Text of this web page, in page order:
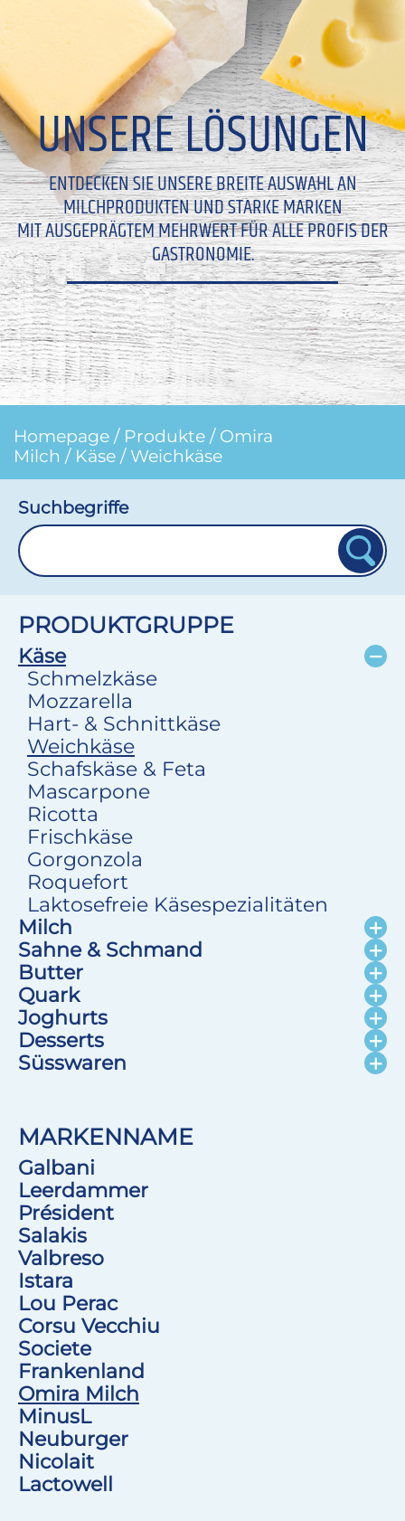
UNSERE LÖSUNGEN
ENTDECKEN SIE UNSERE BREITE AUSWAHL AN
MILCHPRODUKTEN UND STARKE MARKEN
MIT AUSGEPRÄGTEM MEHRWERT FÜR ALLE PROFIS DER
GASTRONOMIE.
Homepage / Produkte / Omira
Milch / Käse / Weichkäse
Suchbegriffe
PRODUKTGRUPPE
Käse
Schmelzkäse
Mozzarella
Hart- & Schnittkäse
Weichkäse
Schafskäse & Feta
Mascarpone
Ricotta
Frischkäse
Gorgonzola
Roquefort
Laktosefreie Käsespezialitäten
Milch
Sahne & Schmand
Butter
Quark
Joghurts
Desserts
Süsswaren
MARKENNAME
Galbani
Leerdammer
Président
Salakis
Valbreso
Istara
Lou Perac
Corsu Vecchiu
Societe
Frankenland
Omira Milch
MinusL
Neuburger
Nicolait
Lactowell